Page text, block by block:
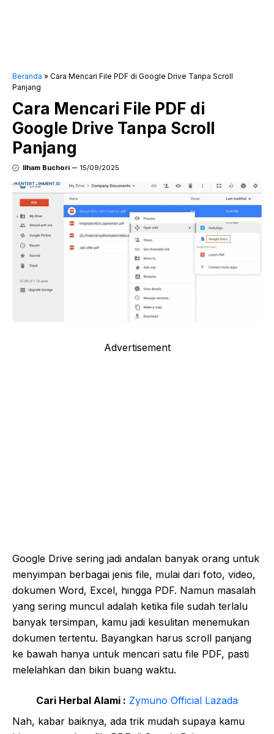
Beranda » Cara Mencari File PDF di Google Drive Tanpa Scroll
Panjang
Cara Mencari File PDF di
Google Drive Tanpa Scroll
Panjang
Ilham Buchori 15/09/2025
Advertisement
Google Drive sering jadi andalan banyak orang untuk
menyimpan berbagai jenis file, mulai dari foto, video,
dokumen Word, Excel, hingga PDF. Namun masalah
yang sering muncul adalah ketika file sudah terlalu
banyak tersimpan, kamu jadi kesulitan menemukan
dokumen tertentu. Bayangkan harus scroll panjang
ke bawah hanya untuk mencari satu file PDF, pasti
melelahkan dan bikin buang waktu.
Cari Herbal Alami : Zymuno Official Lazada
Nah, kabar baiknya, ada trik mudah supaya kamu